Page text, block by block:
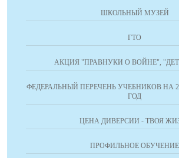
ШКОЛЬНЫЙ МУЗЕЙ
ГТО
АКЦИЯ "ПРАВНУКИ О ВОЙНЕ",
ФЕДЕРАЛЬНЫЙ ПЕРЕЧЕНЬ УЧЕБНИКОВ НА
ГОД
ЦЕНА ДИВЕРСИИ - ТВОЯ
ПРОФИЛЬНОЕ ОБУЧЕНИЕ